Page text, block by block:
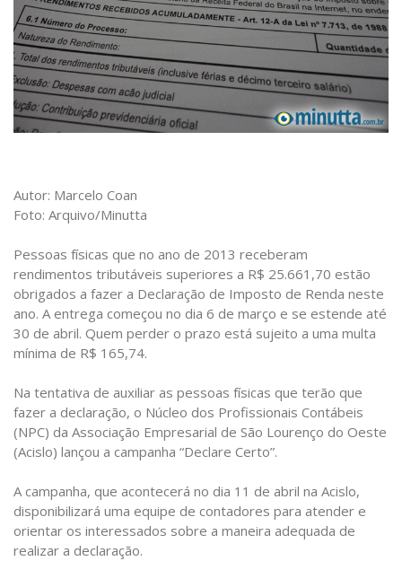
Autor: Marcelo Coan
Foto: Arquivo/Minutta
Pessoas físicas que no ano de 2013 receberam
rendimentos tributáveis superiores a R$ 25.661,70 estão
obrigados a fazer a Declaração de Imposto de Renda neste
ano. A entrega começou no dia 6 de março e se estende até
30 de abril. Quem perder o prazo está sujeito a uma multa
mínima de R$ 165,74.
Na tentativa de auxiliar as pessoas físicas que terão que
fazer a declaração, o Núcleo dos Profissionais Contábeis
(NPC) da Associação Empresarial de São Lourenço do Oeste
(Acislo) lançou a campanha “Declare Certo”.
A campanha, que acontecerá no dia 11 de abril na Acislo,
disponibilizará uma equipe de contadores para atender e
orientar os interessados sobre a maneira adequada de
realizar a declaração.